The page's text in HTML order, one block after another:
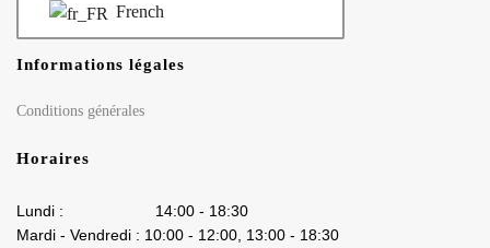
French
Informations légales
Conditions générales
Horaires
Lundi : 14:00 - 18:30
Mardi - Vendredi : 10:00 - 12:00, 13:00 - 18:30